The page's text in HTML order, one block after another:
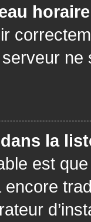
la
est
encore